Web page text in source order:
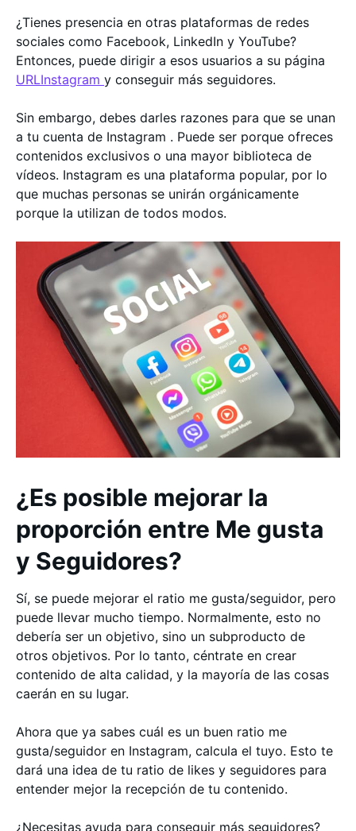
¿Tienes presencia en otras plataformas de redes
sociales como Facebook, LinkedIn y YouTube?
Entonces, puede dirigir a esos usuarios a su página
URLInstagram y conseguir más seguidores.
Sin embargo, debes darles razones para que se unan
a tu cuenta de Instagram . Puede ser porque ofreces
contenidos exclusivos o una mayor biblioteca de
vídeos. Instagram es una plataforma popular, por lo
que muchas personas se unirán orgánicamente
porque la utilizan de todos modos.
¿Es posible mejorar la
proporción entre Me gusta
y Seguidores?
Sí, se puede mejorar el ratio me gusta/seguidor, pero
puede llevar mucho tiempo. Normalmente, esto no
debería ser un objetivo, sino un subproducto de
otros objetivos. Por lo tanto, céntrate en crear
contenido de alta calidad, y la mayoría de las cosas
caerán en su lugar.
Ahora que ya sabes cuál es un buen ratio me
gusta/seguidor en Instagram, calcula el tuyo. Esto te
dará una idea de tu ratio de likes y seguidores para
entender mejor la recepción de tu contenido.
¿Necesitas ayuda para conseguir más seguidores?